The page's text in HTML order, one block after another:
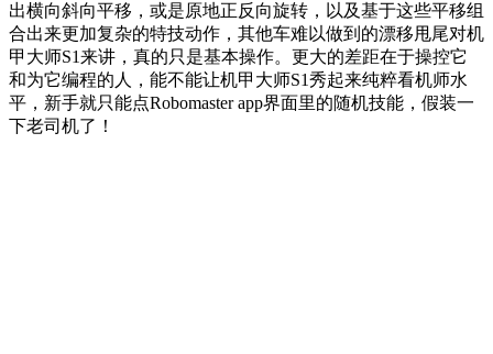
出横向斜向平移，或是原地正反向旋转，以及基于这些平移组
合出来更加复杂的特技动作，其他车难以做到的漂移甩尾对机
甲大师S1来讲，真的只是基本操作。更大的差距在于操控它
和为它编程的人，能不能让机甲大师S1秀起来纯粹看机师水
平，新手就只能点Robomaster app界面里的随机技能，假装一
下老司机了！